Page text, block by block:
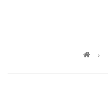
Breadcrumb